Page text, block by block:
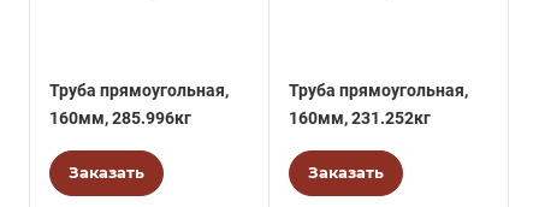
Труба прямоугольная,
160мм, 285.996кг
Заказать
Труба прямоугольная,
160мм, 231.252кг
Заказать